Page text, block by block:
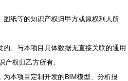
纸等的知识产权归甲方或原权利人所
、与本项目具体数据无直接关联的通用
产权归乙方所有。
本项目定制开发的BIM模型、分析报